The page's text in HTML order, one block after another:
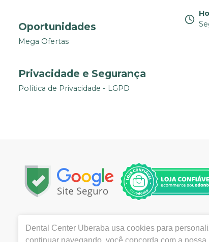
Oportunidades
Mega Ofertas
Privacidade e Segurança
Política de Privacidade - LGPD
Ferreira, 157 Centro UBERABA / MG, CEP
Dental Center Uberaba usa cookies para
continuar navegando, você concorda com a nossa